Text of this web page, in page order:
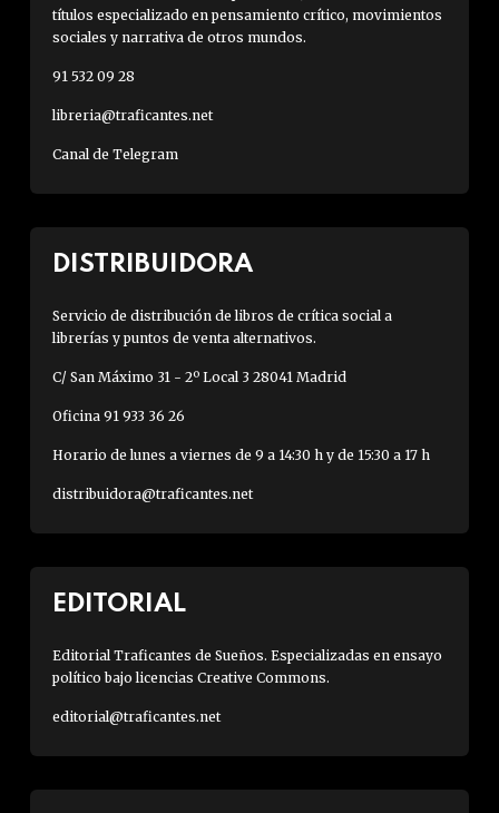
títulos especializado en pensamiento crítico, movimientos
sociales y narrativa de otros mundos.
91 532 09 28
libreria@traficantes.net
Canal de Telegram
DISTRIBUIDORA
Servicio de distribución de libros de crítica social a
librerías y puntos de venta alternativos.
C/ San Máximo 31 - 2º Local 3 28041 Madrid
Oficina 91 933 36 26
Horario de lunes a viernes de 9 a 14:30 h y de 15:30 a 17 h
distribuidora@traficantes.net
EDITORIAL
Editorial Traficantes de Sueños. Especializadas en ensayo
político bajo licencias Creative Commons.
editorial@traficantes.net